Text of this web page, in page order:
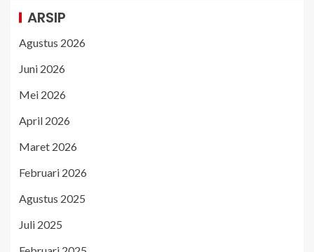
ARSIP
Agustus 2026
Juni 2026
Mei 2026
April 2026
Maret 2026
Februari 2026
Agustus 2025
Juli 2025